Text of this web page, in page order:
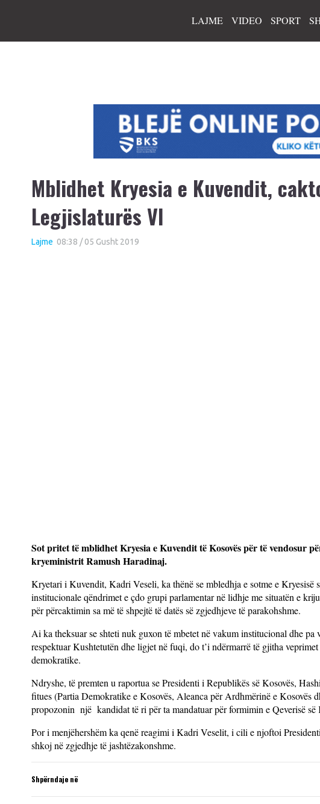
LAJME VIDEO SPORT
Mblidhet Kryesia e Kuvendit,
Legjislaturës VI
Lajme 08:38 / 05 Gusht 2019
Sot pritet të mblidhet Kryesia e Kuvendit të Kosovës për të vendosur
kryeministrit Ramush Haradinaj.
Kryetari i Kuvendit, Kadri Veseli, ka thënë se mbledhja e sotme e Kryesisë
institucionale qëndrimet e çdo grupi parlamentar në lidhje me situatën e
për përcaktimin sa më të shpejtë të datës së zgjedhjeve të parakohshme.
Ai ka theksuar se shteti nuk guxon të mbetet në vakum institucional dhe
respektuar Kushtetutën dhe ligjet në fuqi, do t’i ndërmarrë të gjitha
demokratike.
Ndryshe, të premten u raportua se Presidenti i Republikës së Kosovës,
fitues (Partia Demokratike e Kosovës, Aleanca për Ardhmërinë e
propozonin një kandidat të ri për ta mandatuar për formimin e Qeverisë së
Por i menjëhershëm ka qenë reagimi i Kadri Veselit, i cili e njoftoi
shkoj në zgjedhje të jashtëzakonshme.
Shpërndaje në